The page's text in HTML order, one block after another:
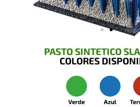
PASTO SINTETICO
COLORES